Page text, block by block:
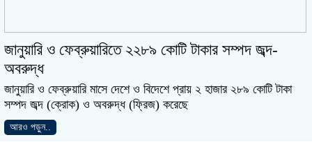
জানুয়ারি ও ফেব্রুয়ারিতে ২২৮৯ কোটি টাকার সম্পদ জব্দ-
অবরুদ্ধ
জানুয়ারি ও ফেব্রুয়ারি মাসে দেশে ও বিদেশে প্রায় ২ হাজার ২৮৯ কোটি টাকা
সম্পদ জব্দ (ক্রোক) ও অবরুদ্ধ (ফ্রিজ) করেছে
আরও পড়ুন..